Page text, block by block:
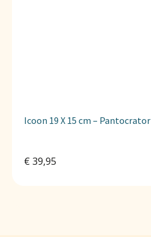
Icoon 19 X 15 cm – Pantocrator
€ 39,95